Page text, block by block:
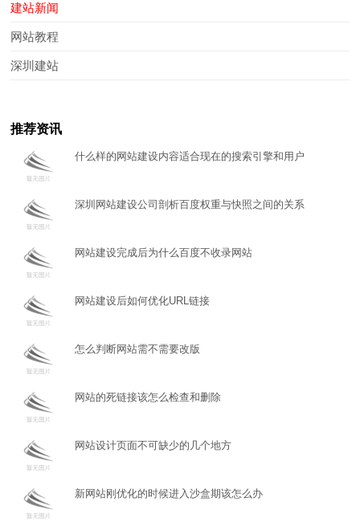
建站新闻
网站教程
深圳建站
推荐资讯
什么样的网站建设内容适合现在的搜索引擎和用户
深圳网站建设公司剖析百度权重与快照之间的关系
网站建设完成后为什么百度不收录网站
网站建设后如何优化URL链接
怎么判断网站需不需要改版
网站的死链接该怎么检查和删除
网站设计页面不可缺少的几个地方
新网站刚优化的时候进入沙盒期该怎么办